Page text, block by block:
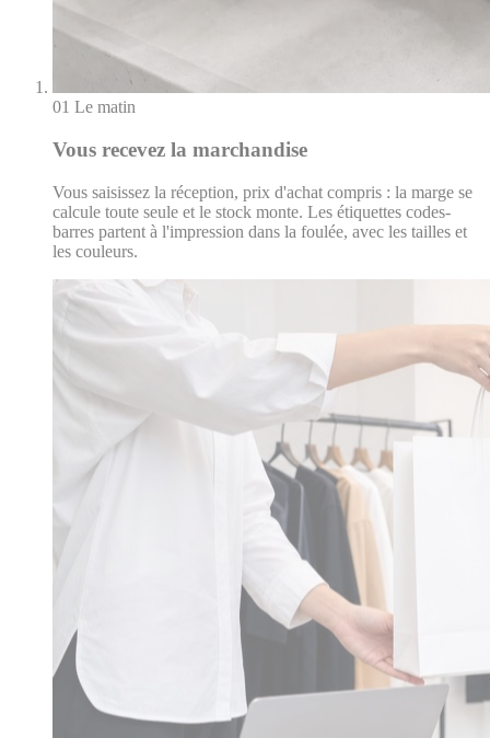
01 Le matin
Vous recevez la marchandise
Vous saisissez la réception, prix d'achat compris : la marge se
calcule toute seule et le stock monte. Les étiquettes codes-
barres partent à l'impression dans la foulée, avec les tailles et
les couleurs.